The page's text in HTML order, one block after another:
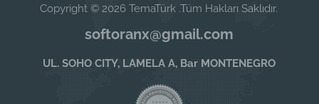
Copyright © 2026 TemaTürk .Tüm Hakları Saklıdır.
softoranx@gmail.com
UL. SOHO CITY, LAMELA A, Bar MONTENEGRO